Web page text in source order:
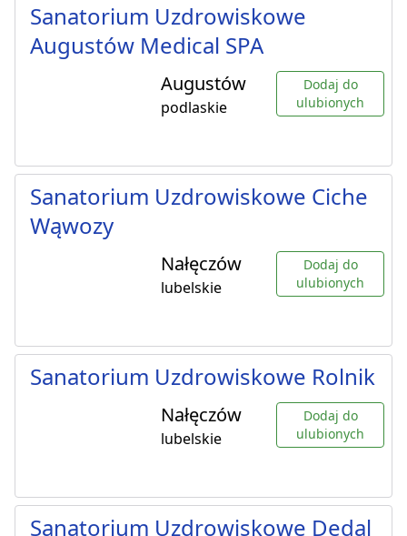
Sanatorium Uzdrowiskowe
Augustów Medical SPA
Augustów
podlaskie
Dodaj do
ulubionych
Sanatorium Uzdrowiskowe Ciche
Wąwozy
Nałęczów
lubelskie
Dodaj do
ulubionych
Sanatorium Uzdrowiskowe Rolnik
Nałęczów
lubelskie
Dodaj do
ulubionych
Sanatorium Uzdrowiskowe Dedal